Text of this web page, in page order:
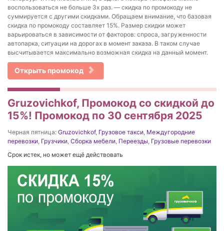
воспользоваться не больше 3х раз. — скидка по промокоду не
суммируется с другими скидками. Обращаем внимание, что базовая
скидка по промокоду составляет 15%. Размер скидки может
варьироваться в зависимости от факторов: спроса, загруженности
автопарка, ситуации на дорогах в момент заказа. В таком случае
высчитывается максимально возможная скидка на данный момент.
Открыть промокод
Gruzovichkof, Промокод со скидкой до
15%! Промокод по 30 сентября 2025
Черная пятница: Gruzovichkof, Грузовое такси, Междугородние
перевозки, Грузчики, Сборка мебели, Переезды, Грузовые перевозки
Срок истек, но может ещё действовать